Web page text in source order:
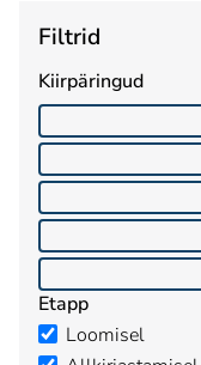
Filtrid
Kiirpäringud
Etapp
Loomisel